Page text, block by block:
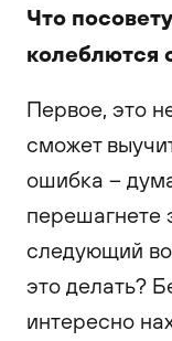
Что
колеблются
Первое, это
сможет
ошибка –
перешагнете
следующий
это делать?
интересно